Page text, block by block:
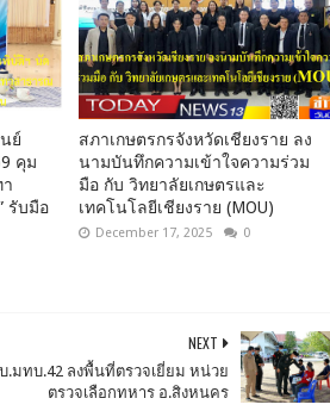
ย์
คุม
รับมือ
สภาเกษตรกรจังหวัดเชียงราย ลง
นามบันทึกความเข้าใจความร่วม
มือ กับ วิทยาลัยเกษตรและ
เทคโนโลยีเชียงราย (MOU)
December 17, 2025 0
NEXT
.มทบ.42 ลงพื้นที่ตรวจเยี่ยม หน่วย
ตรวจเลือกทหาร อ.สิงหนคร